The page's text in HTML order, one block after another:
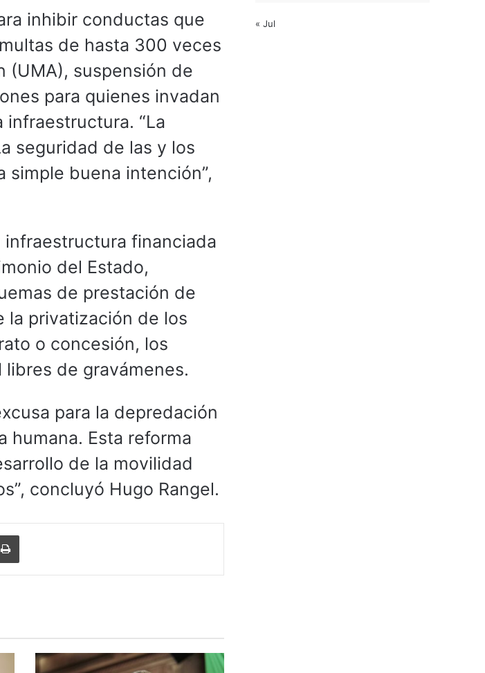
inhibir conductas que
de hasta 300 veces
(UMA), suspensión de
para quienes invadan
“La
seguridad de las y los
simple buena intención”,
financiada
del Estado,
de prestación de
la privatización de los
o concesión, los
de gravámenes.
para la depredación
humana. Esta reforma
de la movilidad
concluyó Hugo Rangel.
correo electrónicoImprimir
« Jul